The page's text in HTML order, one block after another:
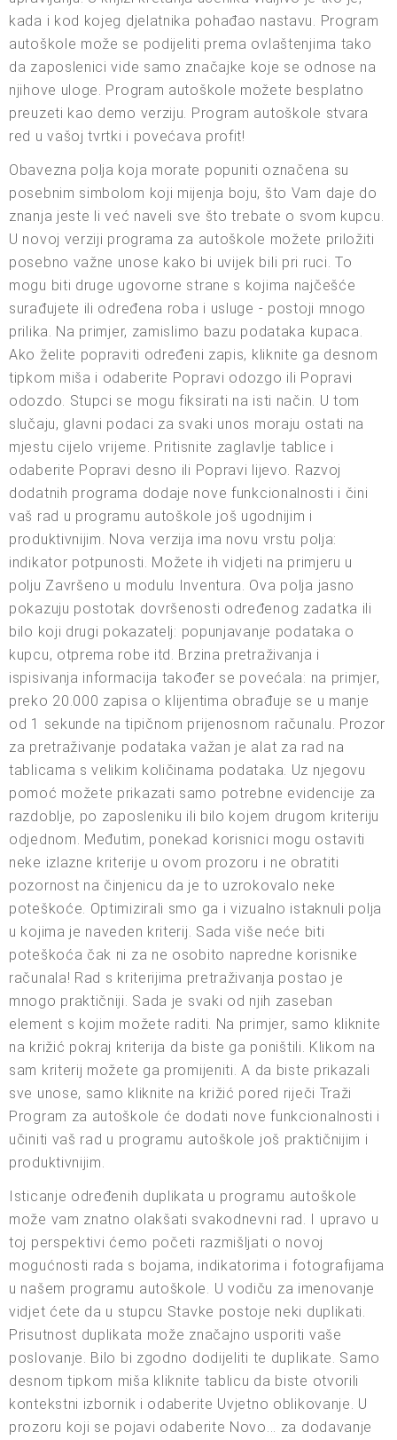
kada i kod kojeg djelatnika pohađao nastavu. Program
autoškole može se podijeliti prema ovlaštenjima tako
da zaposlenici vide samo značajke koje se odnose na
njihove uloge. Program autoškole možete besplatno
preuzeti kao demo verziju. Program autoškole stvara
red u vašoj tvrtki i povećava profit!
Obavezna polja koja morate popuniti označena su
posebnim simbolom koji mijenja boju, što Vam daje do
znanja jeste li već naveli sve što trebate o svom kupcu.
U novoj verziji programa za autoškole možete priložiti
posebno važne unose kako bi uvijek bili pri ruci. To
mogu biti druge ugovorne strane s kojima najčešće
surađujete ili određena roba i usluge - postoji mnogo
prilika. Na primjer, zamislimo bazu podataka kupaca.
Ako želite popraviti određeni zapis, kliknite ga desnom
tipkom miša i odaberite Popravi odozgo ili Popravi
odozdo. Stupci se mogu fiksirati na isti način. U tom
slučaju, glavni podaci za svaki unos moraju ostati na
mjestu cijelo vrijeme. Pritisnite zaglavlje tablice i
odaberite Popravi desno ili Popravi lijevo. Razvoj
dodatnih programa dodaje nove funkcionalnosti i čini
vaš rad u programu autoškole još ugodnijim i
produktivnijim. Nova verzija ima novu vrstu polja:
indikator potpunosti. Možete ih vidjeti na primjeru u
polju Završeno u modulu Inventura. Ova polja jasno
pokazuju postotak dovršenosti određenog zadatka ili
bilo koji drugi pokazatelj: popunjavanje podataka o
kupcu, otprema robe itd. Brzina pretraživanja i
ispisivanja informacija također se povećala: na primjer,
preko 20.000 zapisa o klijentima obrađuje se u manje
od 1 sekunde na tipičnom prijenosnom računalu. Prozor
za pretraživanje podataka važan je alat za rad na
tablicama s velikim količinama podataka. Uz njegovu
pomoć možete prikazati samo potrebne evidencije za
razdoblje, po zaposleniku ili bilo kojem drugom kriteriju
odjednom. Međutim, ponekad korisnici mogu ostaviti
neke izlazne kriterije u ovom prozoru i ne obratiti
pozornost na činjenicu da je to uzrokovalo neke
poteškoće. Optimizirali smo ga i vizualno istaknuli polja
u kojima je naveden kriterij. Sada više neće biti
poteškoća čak ni za ne osobito napredne korisnike
računala! Rad s kriterijima pretraživanja postao je
mnogo praktičniji. Sada je svaki od njih zaseban
element s kojim možete raditi. Na primjer, samo kliknite
na križić pokraj kriterija da biste ga poništili. Klikom na
sam kriterij možete ga promijeniti. A da biste prikazali
sve unose, samo kliknite na križić pored riječi Traži
Program za autoškole će dodati nove funkcionalnosti i
učiniti vaš rad u programu autoškole još praktičnijim i
produktivnijim.
Isticanje određenih duplikata u programu autoškole
može vam znatno olakšati svakodnevni rad. I upravo u
toj perspektivi ćemo početi razmišljati o novoj
mogućnosti rada s bojama, indikatorima i fotografijama
u našem programu autoškole. U vodiču za imenovanje
vidjet ćete da u stupcu Stavke postoje neki duplikati.
Prisutnost duplikata može značajno usporiti vaše
poslovanje. Bilo bi zgodno dodijeliti te duplikate. Samo
desnom tipkom miša kliknite tablicu da biste otvorili
kontekstni izbornik i odaberite Uvjetno oblikovanje. U
prozoru koji se pojavi odaberite Novo... za dodavanje